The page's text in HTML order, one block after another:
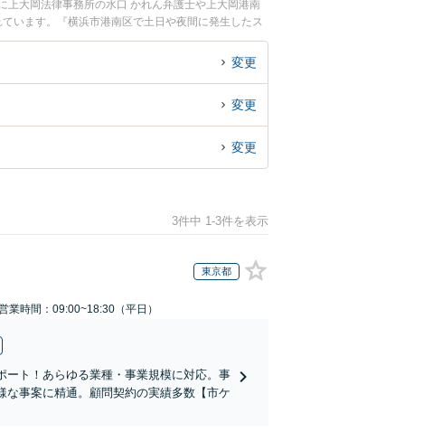
大岡法律事務所の水口 かれん弁護士や上大岡港南
います。『横浜市港南区で土日や夜間に発生したス
近くの弁護士を検索したい』『初回相談無料でスタ
す。
変更
変更
変更
3件中 1-3件を表示
東京都
業時間：09:00~18:30（平日）
ート！あらゆる業種・事業規模に対応。事
事案に精通。顧問契約の実績多数【市ケ